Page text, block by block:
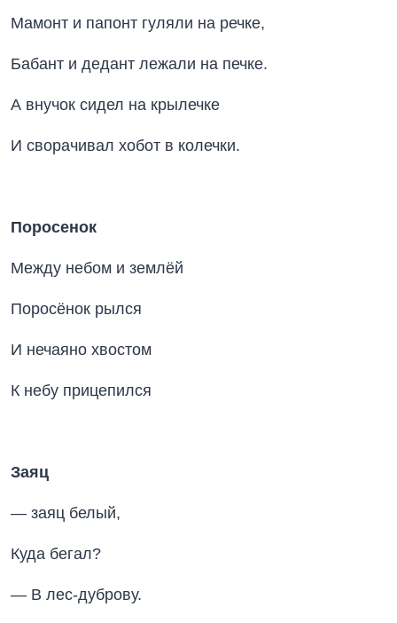
Мамонт и папонт гуляли на речке,
Бабант и дедант лежали на печке.
А внучок сидел на крылечке
И сворачивал хобот в колечки.
Поросенок
Между небом и землёй
Поросёнок рылся
И нечаяно хвостом
К небу прицепился
Заяц
— заяц белый,
Куда бегал?
— В лес-дуброву.